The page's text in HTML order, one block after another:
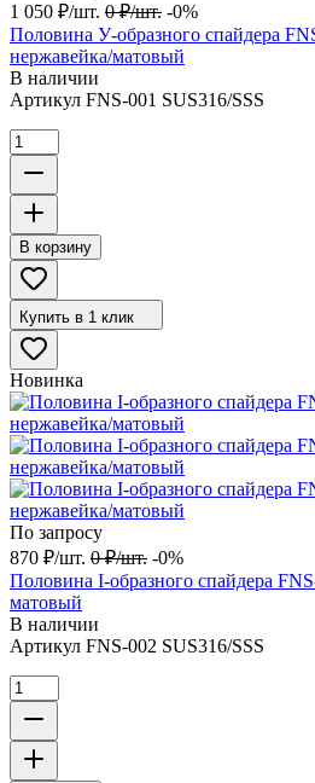
1 050 ₽/шт. 0 ₽/шт. -0%
Половина У-образного спайдера
нержавейка/матовый
В наличии
Артикул FNS-001 SUS316/SSS
В корзину
Купить в 1 клик
Новинка
По запросу
870 ₽/шт. 0 ₽/шт. -0%
Половина I-образного спайдера
матовый
В наличии
Артикул FNS-002 SUS316/SSS